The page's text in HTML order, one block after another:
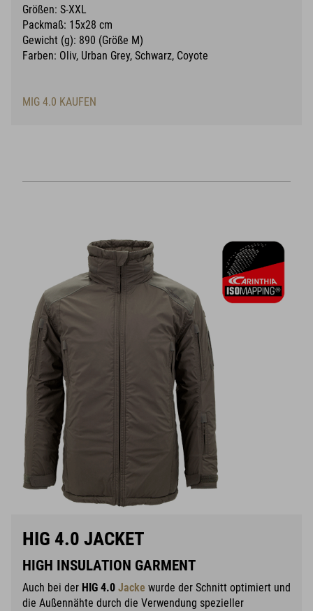
Größen: S-XXL
Packmaß: 15x28 cm
Gewicht (g): 890 (Größe M)
Farben: Oliv, Urban Grey, Schwarz, Coyote
MIG 4.0 KAUFEN
HIG 4.0 JACKET
HIGH INSULATION GARMENT
Auch bei der HIG 4.0 Jacke wurde der Schnitt optimiert und
die Außennähte durch die Verwendung spezieller